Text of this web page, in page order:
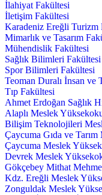
İlahiyat Fakültesi
İletişim Fakültesi
Karadeniz Ereğli Turizm
Mimarlık ve Tasarım
Mühendislik Fakültesi
Sağlık Bilimleri Fakültesi
Spor Bilimleri Fakültesi
Teoman Duralı İnsan
Tıp Fakültesi
Ahmet Erdoğan Sağlık
Alaplı Meslek
Bilişim Teknolojileri
Çaycuma Gıda ve
Çaycuma Meslek
Devrek Meslek
Gökçebey Mithat
Kdz. Ereğli Meslek
Zonguldak Meslek